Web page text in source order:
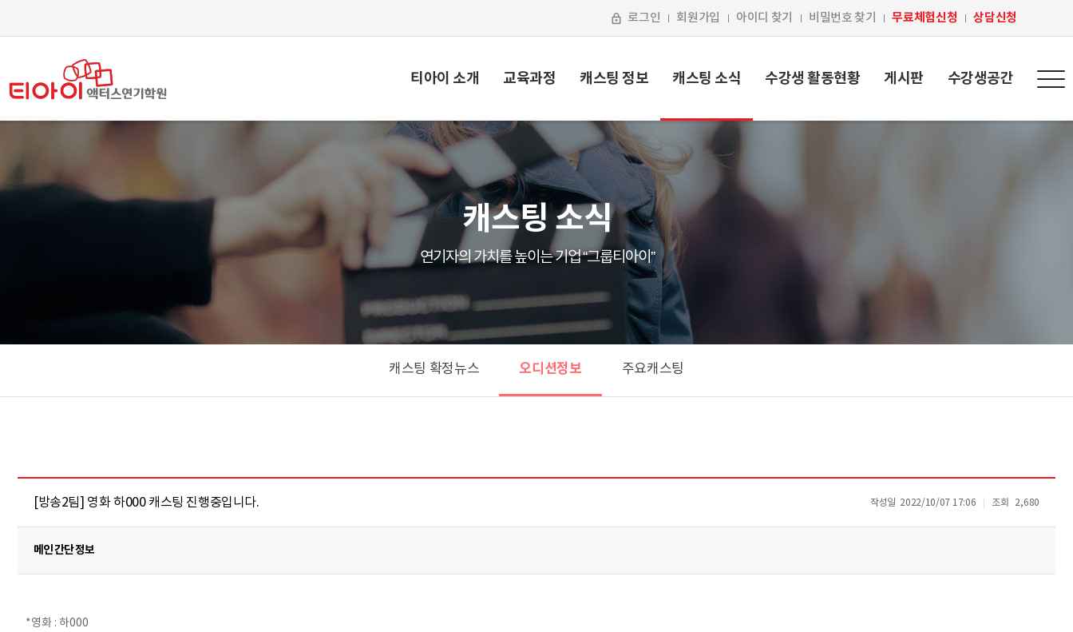
로그인 회원가입 아이디 찾기 비밀번호 찾기 무료체험신청 상담신청
티아이 소개 교육과정 캐스팅 정보 캐스팅 소식 수강생 활동현황 게시판 수강생공간
캐스팅 소식
연기자의 가치를 높이는 기업 “그룹티아이”
캐스팅 확정뉴스 오디션정보 주요캐스팅
[방송2팀] 영화 하000 캐스팅 진행중입니다. 작성일 2022/10/07 17:06 조회 2,680
메인 간단 정보
*영화 : 하000